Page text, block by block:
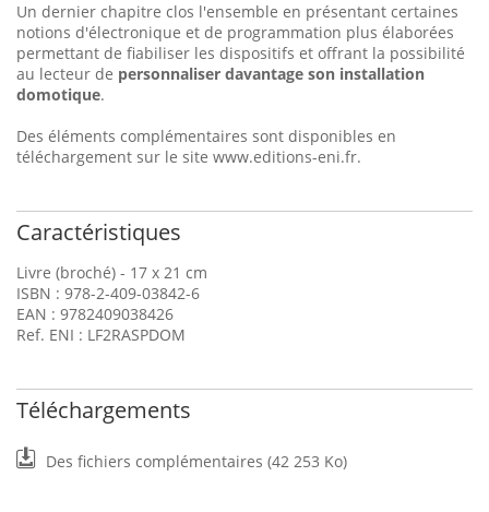
Un dernier chapitre clos l'ensemble en présentant certaines
notions d'électronique et de programmation plus élaborées
permettant de fiabiliser les dispositifs et offrant la possibilité
au lecteur de personnaliser davantage son installation
domotique.
Des éléments complémentaires sont disponibles en
téléchargement sur le site www.editions-eni.fr.
Caractéristiques
Livre (broché) - 17 x 21 cm
ISBN : 978-2-409-03842-6
EAN : 9782409038426
Ref. ENI : LF2RASPDOM
Téléchargements
Des fichiers complémentaires (42 253 Ko)